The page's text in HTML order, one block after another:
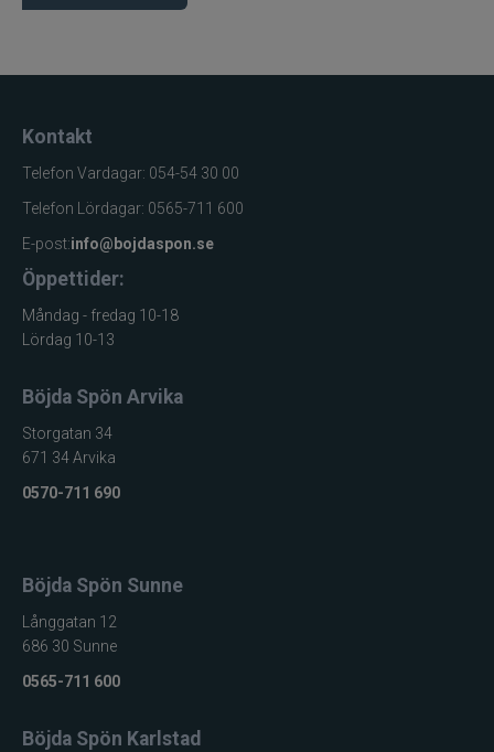
Kontakt
Telefon Vardagar: 054-54 30 00
Telefon Lördagar: 0565-711 600
E-post:info@bojdaspon.se
Öppettider:
Måndag - fredag 10-18
Lördag 10-13
Böjda Spön Arvika
Storgatan 34
671 34 Arvika
0570-711 690
Böjda Spön Sunne
Långgatan 12
686 30 Sunne
0565-711 600
Böjda Spön Karlstad